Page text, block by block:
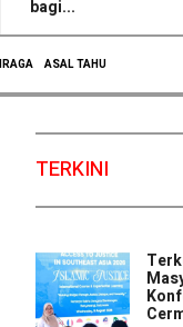
bagi...
ASAL TAHU
TERKINI